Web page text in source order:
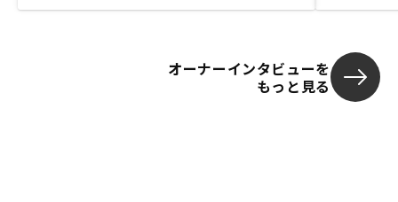
オーナーインタビューを
もっと見る